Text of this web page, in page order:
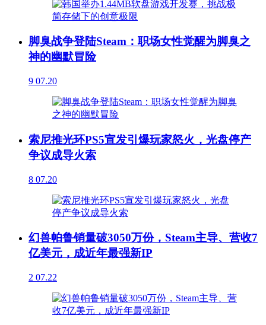
脚臭战争登陆Steam：职场女性觉醒为脚臭之
神的幽默冒险
9 07.20
索尼推光环PS5宣发引爆玩家怒火，光盘停产
争议成导火索
8 07.20
幻兽帕鲁销量破3050万份，Steam主导、营收7
亿美元，成近年最强新IP
2 07.22